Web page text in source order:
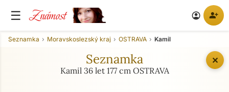
☰ Známost account_circle person_add
✕
Seznamka Moravskoslezský kraj OSTRAVA Kamil
Seznamka
Kamil 36 let 177 cm OSTRAVA